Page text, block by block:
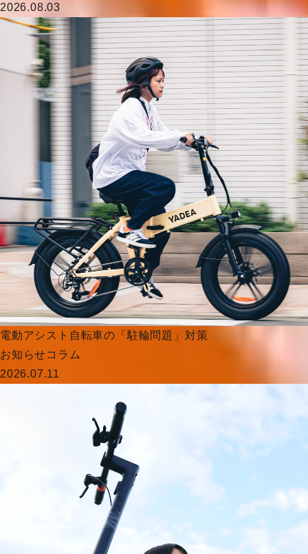
2026.08.03
電動アシスト自転車の「駐輪問題」対策
お知らせコラム
2026.07.11